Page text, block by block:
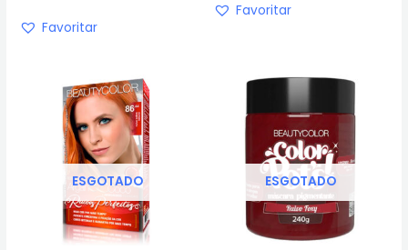
Favoritar
Favoritar
ESGOTADO ESGOTADO